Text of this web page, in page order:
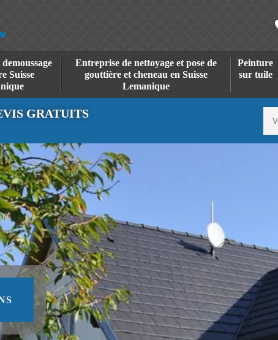
Suisse
Entreprise de nettoyage et pose de
gouttière et cheneau en Suisse
Lemanique
Peinture
sur tuile
GRATUITS